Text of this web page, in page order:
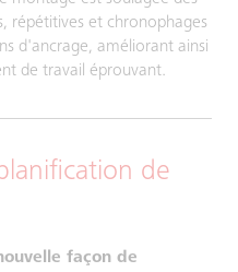
répétitives et chronophages
d'ancrage, améliorant ainsi
de travail éprouvant.
de
façon de